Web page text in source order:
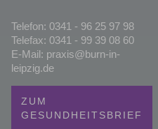
Telefon: 0341 - 96 25 97 98
Telefax: 0341 - 99 39 08 60
E-Mail: praxis@burn-in-
leipzig.de
ZUM
GESUNDHEITSBRIEF